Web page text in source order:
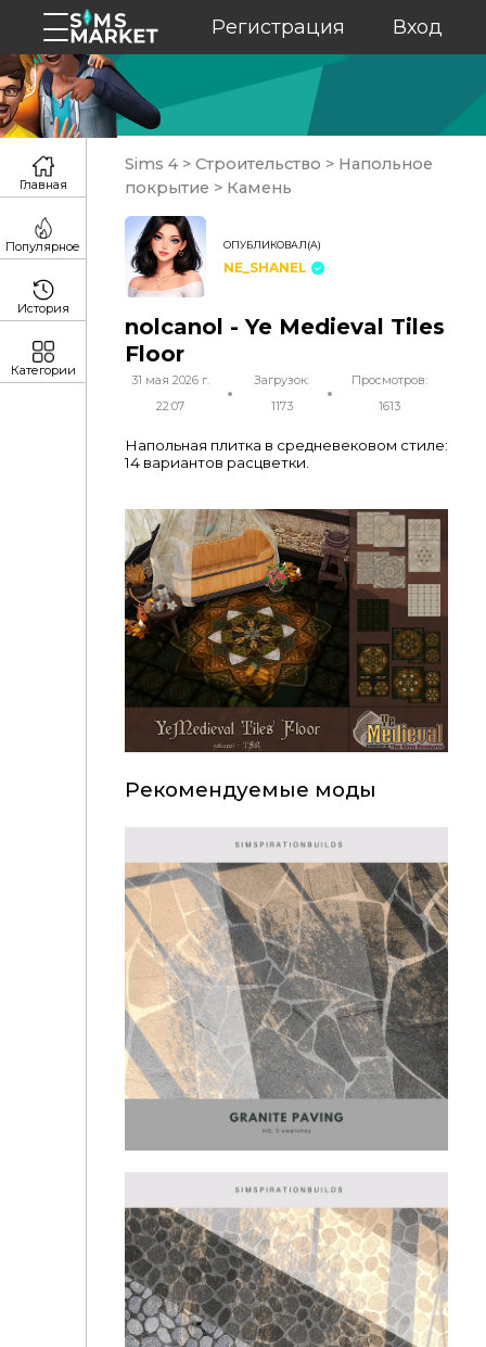
Регистрация Вход
Sims 4 > Строительство > Напольное
покрытие > Камень
ОПУБЛИКОВАЛ(А)
NE_SHANEL
nolcanol - Ye Medieval Tiles
Floor
31 мая 2026 г.
22:07
Загрузок:
1173
Просмотров:
1613
Напольная плитка в средневековом стиле:
14 вариантов расцветки.
Рекомендуемые моды
Главная
Популярное
История
Категории